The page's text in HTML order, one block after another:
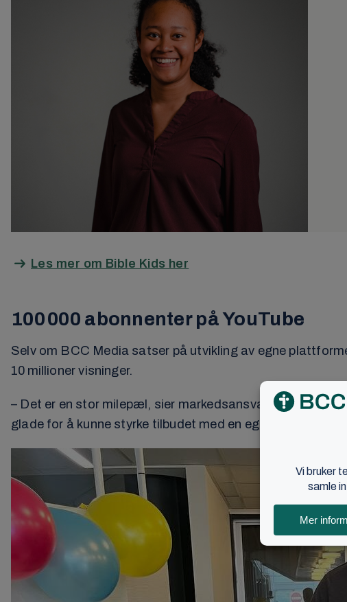
Les mer om Bible Kids her
100 000 abonnenter på YouTube
Selv om BCC Media satser på utvikling av egne
10 millioner visninger.
– Det er en stor milepæl, sier markedsansvarlig Kjetil
glade for å kunne styrke tilbudet med en egen, reklamefri